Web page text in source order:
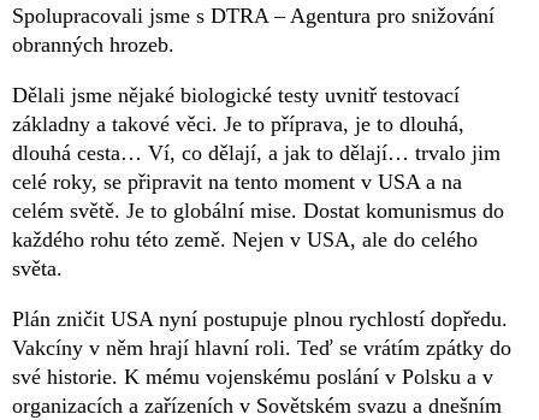
Spolupracovali jsme s DTRA – Agentura pro snižování
obranných hrozeb.
Dělali jsme nějaké biologické testy uvnitř testovací
základny a takové věci. Je to příprava, je to dlouhá,
dlouhá cesta… Ví, co dělají, a jak to dělají… trvalo jim
celé roky, se připravit na tento moment v USA a na
celém světě. Je to globální mise. Dostat komunismus do
každého rohu této země. Nejen v USA, ale do celého
světa.
Plán zničit USA nyní postupuje plnou rychlostí dopředu.
Vakcíny v něm hrají hlavní roli. Teď se vrátím zpátky do
své historie. K mému vojenskému poslání v Polsku a v
organizacích a zařízeních v Sovětském svazu a dnešním